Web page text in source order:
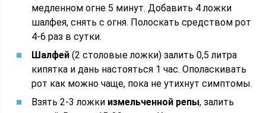
медленном огне 5 минут. Добавить 4 ложки
шалфея, снять с огня. Полоскать средством рот
4-6 раз в сутки.
Шалфей (2 столовые ложки) залить 0,5 литра
кипятка и дань настояться 1 час. Ополаскивать
рот как можно чаще, пока не утихнут симптомы.
Взять 2-3 ложки измельченной репы, залить